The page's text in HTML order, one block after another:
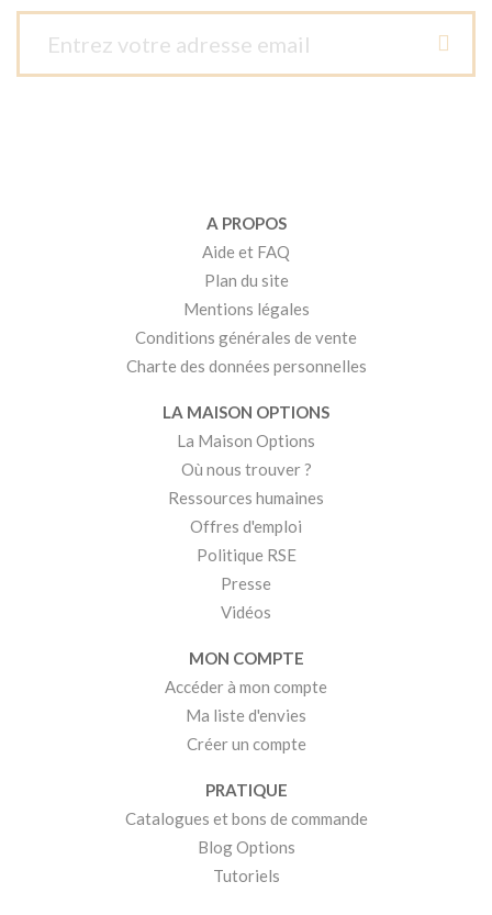
A PROPOS
Aide et FAQ
Plan du site
Mentions légales
Conditions générales de vente
Charte des données personnelles
LA MAISON OPTIONS
La Maison Options
Où nous trouver ?
Ressources humaines
Offres d'emploi
Politique RSE
Presse
Vidéos
MON COMPTE
Accéder à mon compte
Ma liste d'envies
Créer un compte
PRATIQUE
Catalogues et bons de commande
Blog Options
Tutoriels